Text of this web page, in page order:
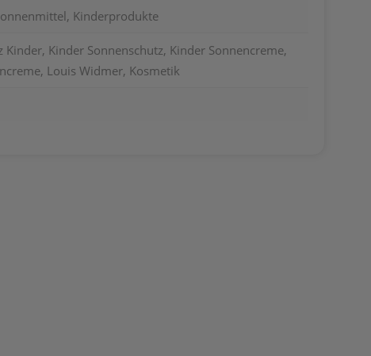
Kinderprodukte
Kinder, Kinder Sonnenschutz, Kinder Sonnencreme,
Louis Widmer, Kosmetik